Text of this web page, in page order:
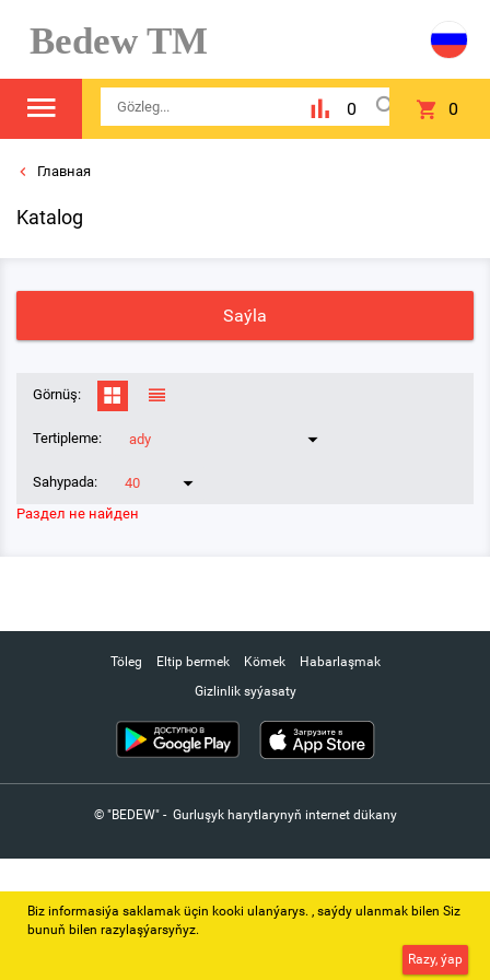
Bedew TM
0 0
Главная
Katalog
Saýla
Görnüş:
Tertipleme: ady
Sahypada:
40
Раздел не найден
Töleg Eltip bermek Kömek
Habarlaşmak
Gizlinlik syýasaty
© "BEDEW" - Gurluşyk harytlarynyň internet dükany
Biz informasiýa saklamak üçin kooki ulanýarys. ‚ saýdy ulanmak bilen Siz
bunuň bilen razylaşýarsyňyz.
Razy, ýap